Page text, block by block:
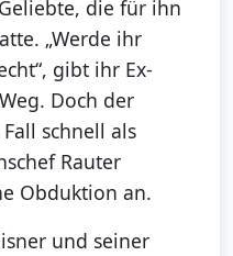
die für ihn
„Werde ihr
gibt ihr Ex-
Doch der
schnell als
Rauter
Obduktion an.
und seiner